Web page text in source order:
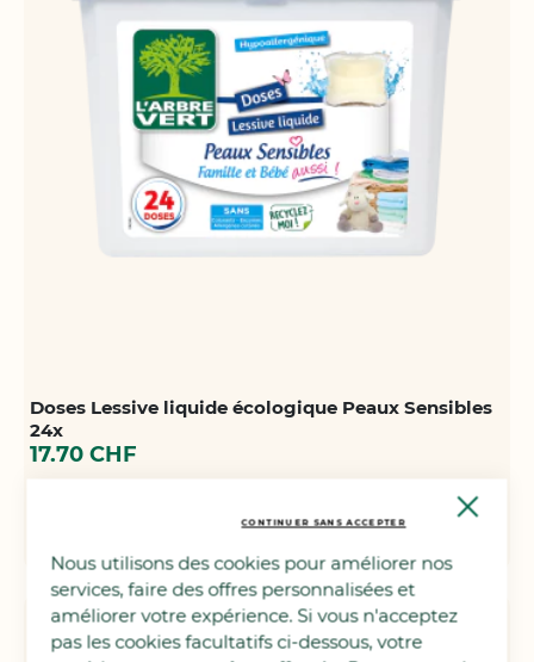
Close
Nous utilisons des cookies pour améliorer nos
services, faire des offres personnalisées et
améliorer votre expérience. Si vous n'acceptez
pas les cookies facultatifs ci-dessous, votre
CONTINUER SANS ACCEPTER
Doses Lessive liquide écologique Peaux Sensibles
24x
17.70 CHF
À
LA
LISTE